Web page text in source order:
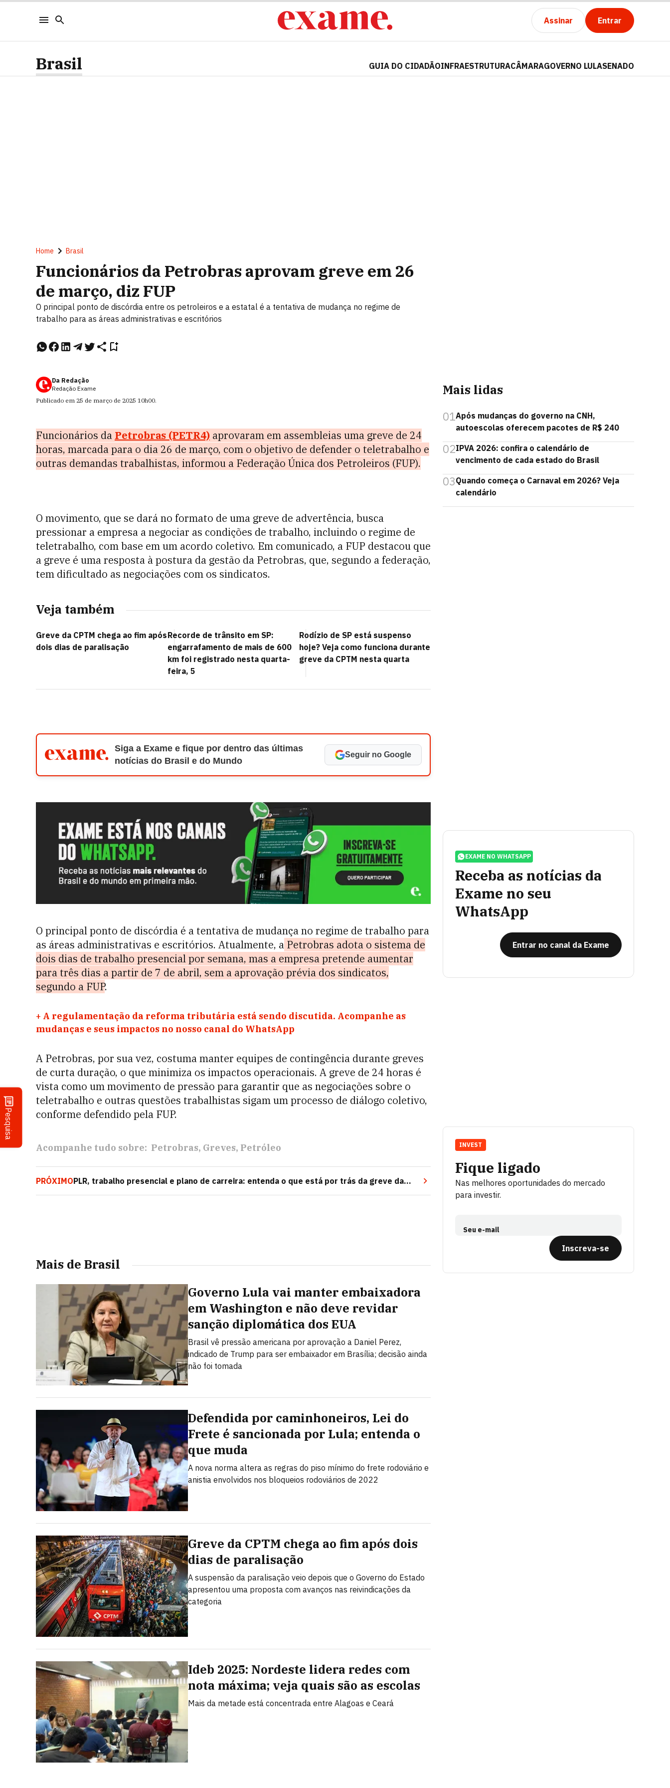
Assinar Entrar
Pesquisa
Brasil GUIA DO CIDADÃOINFRAESTRUTURACÂMARAGOVERNO LULASENADO
Home Brasil
Funcionários da Petrobras aprovam greve em 26
de março, diz FUP
O principal ponto de discórdia entre os petroleiros e a estatal é a tentativa de mudança no regime de
trabalho para as áreas administrativas e escritórios
Da Redação
Redação Exame
Publicado em 25 de março de 2025 10h00.
Funcionários da Petrobras (PETR4) aprovaram em assembleias uma greve de 24
horas, marcada para o dia 26 de março, com o objetivo de defender o teletrabalho e
outras demandas trabalhistas, informou a Federação Única dos Petroleiros (FUP).
O movimento, que se dará no formato de uma greve de advertência, busca
pressionar a empresa a negociar as condições de trabalho, incluindo o regime de
teletrabalho, com base em um acordo coletivo. Em comunicado, a FUP destacou que
a greve é uma resposta à postura da gestão da Petrobras, que, segundo a federação,
tem dificultado as negociações com os sindicatos.
Veja também
Greve da CPTM chega ao fim após
dois dias de paralisação
Recorde de trânsito em SP:
engarrafamento de mais de 600
km foi registrado nesta quarta-
feira, 5
Rodízio de SP está suspenso
hoje? Veja como funciona durante
greve da CPTM nesta quarta
Siga a Exame e fique por dentro das últimas
notícias do Brasil e do Mundo
Seguir no Google
O principal ponto de discórdia é a tentativa de mudança no regime de trabalho para
as áreas administrativas e escritórios. Atualmente, a Petrobras adota o sistema de
dois dias de trabalho presencial por semana, mas a empresa pretende aumentar
para três dias a partir de 7 de abril, sem a aprovação prévia dos sindicatos,
segundo a FUP.
+ A regulamentação da reforma tributária está sendo discutida. Acompanhe as
mudanças e seus impactos no nosso canal do WhatsApp
A Petrobras, por sua vez, costuma manter equipes de contingência durante greves
de curta duração, o que minimiza os impactos operacionais. A greve de 24 horas é
vista como um movimento de pressão para garantir que as negociações sobre o
teletrabalho e outras questões trabalhistas sigam um processo de diálogo coletivo,
conforme defendido pela FUP.
Acompanhe tudo sobre: Petrobras Greves Petróleo
PRÓXIMOPLR, trabalho presencial e plano de carreira: entenda o que está por trás da greve da
Petrobras
Mais de Brasil
Governo Lula vai manter embaixadora
em Washington e não deve revidar
sanção diplomática dos EUA
Brasil vê pressão americana por aprovação a Daniel Perez,
indicado de Trump para ser embaixador em Brasília; decisão ainda
não foi tomada
Defendida por caminhoneiros, Lei do
Frete é sancionada por Lula; entenda o
que muda
A nova norma altera as regras do piso mínimo do frete rodoviário e
anistia envolvidos nos bloqueios rodoviários de 2022
Greve da CPTM chega ao fim após dois
dias de paralisação
A suspensão da paralisação veio depois que o Governo do Estado
apresentou uma proposta com avanços nas reivindicações da
categoria
Ideb 2025: Nordeste lidera redes com
nota máxima; veja quais são as escolas
Mais da metade está concentrada entre Alagoas e Ceará
Mais lidas
01Após mudanças do governo na CNH,
autoescolas oferecem pacotes de R$ 240
02IPVA 2026: confira o calendário de
vencimento de cada estado do Brasil
03Quando começa o Carnaval em 2026? Veja
calendário
EXAME NO WHATSAPP
Receba as notícias da
Exame no seu
WhatsApp
Entrar no canal da Exame
Fique ligado
Nas melhores oportunidades do mercado
para investir.
Seu e-mail
Inscreva-se
INVEST